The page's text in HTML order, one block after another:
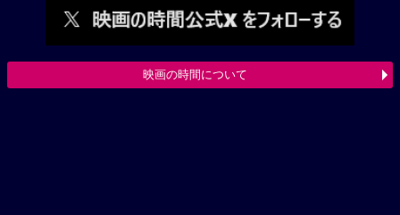
映画の時間について